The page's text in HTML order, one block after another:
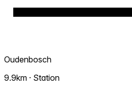
Oudenbosch
9.9km · Station